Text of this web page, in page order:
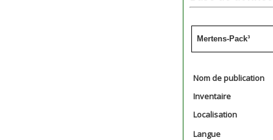
Mertens-Pack³
Nom de publication
Inventaire
Localisation
Langue